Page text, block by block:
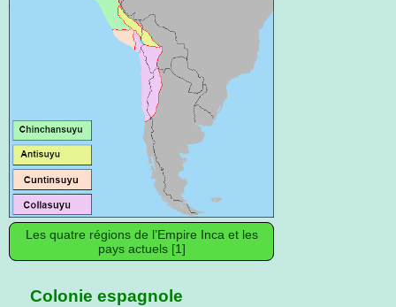
Les quatre régions de l’Empire Inca et les
pays actuels [1]
Colonie espagnole